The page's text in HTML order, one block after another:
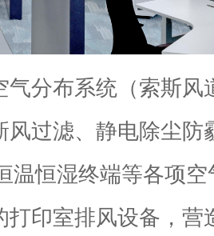
气分布系统（索斯风
风过滤、静电除尘防
温恒湿终端等各项
打印室排风设备，营